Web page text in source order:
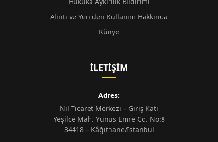
Alıntı ve Yeniden Kullanım Hakkında
Künye
İLETIŞIM
Adres:
Nil Ticaret Merkezi – Giriş Katı
Yeşilce Mah. Yunus Emre Cd. No:8
34418 – Kâğıthane/İstanbul